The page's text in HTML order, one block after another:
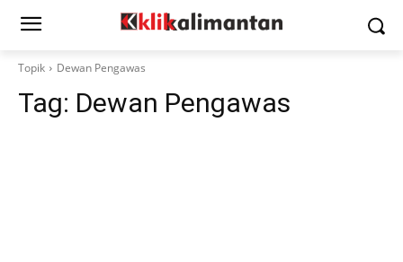
Topik Dewan Pengawas
Tag: Dewan Pengawas